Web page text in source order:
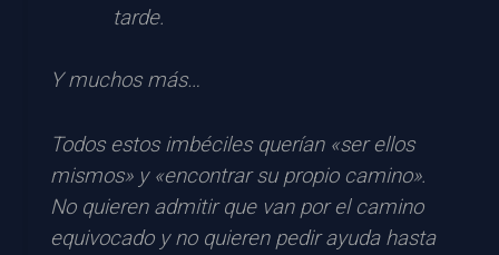
tarde.
Y muchos más…
Todos estos imbéciles querían «ser ellos
mismos» y «encontrar su propio camino».
No quieren admitir que van por el camino
equivocado y no quieren pedir ayuda hasta